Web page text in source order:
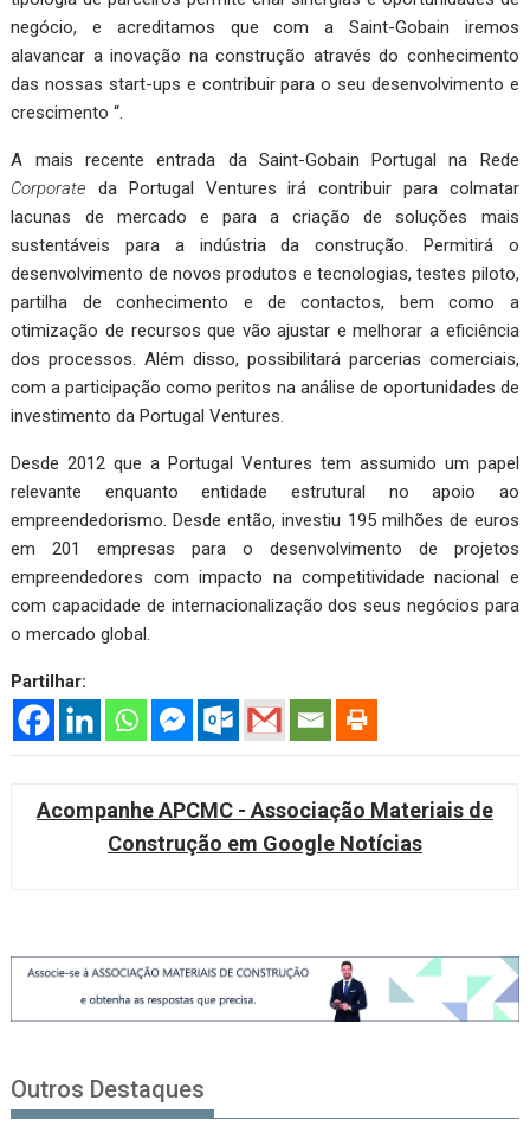
negócio, e acreditamos que com a Saint-Gobain iremos
alavancar a inovação na construção através do conhecimento
das nossas start-ups e contribuir para o seu desenvolvimento e
crescimento “.
A mais recente entrada da Saint-Gobain Portugal na Rede
Corporateda Portugal Ventures irá contribuir para colmatar
lacunas de mercado e para a criação de soluções mais
sustentáveis para a indústria da construção. Permitirá o
desenvolvimento de novos produtos e tecnologias, testes piloto,
partilha de conhecimento e de contactos, bem como a
otimização de recursos que vão ajustar e melhorar a eficiência
dos processos. Além disso, possibilitará parcerias comerciais,
com a participação como peritos na análise de oportunidades de
investimento da Portugal Ventures.
Desde 2012 que a Portugal Ventures tem assumido um papel
relevante enquanto entidade estrutural no apoio ao
empreendedorismo. Desde então, investiu 195 milhões de euros
em 201 empresas para o desenvolvimento de projetos
empreendedores com impacto na competitividade nacional e
com capacidade de internacionalização dos seus negócios para
o mercado global.
Partilhar:
Acompanhe APCMC - Associação Materiais de
Construção em Google Notícias
Outros Destaques